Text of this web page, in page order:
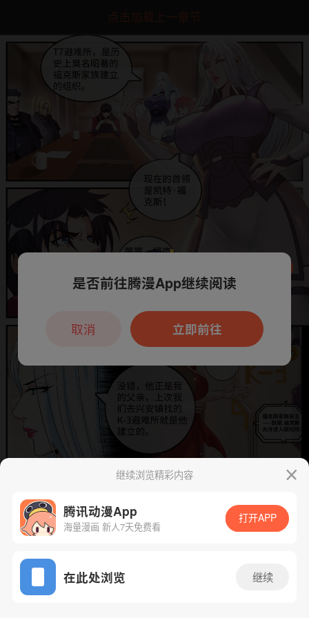
点击加载上一章节
App免费看
下一话 腾漫App免费看
继续浏览精彩内容
腾讯动漫App
海量漫画 新人7天免费看
打开APP
在此处浏览 继续
本章节仅支持App阅读，可打开App新用
户7天免费看
是否前往腾漫App继续阅读
立即前往
取消